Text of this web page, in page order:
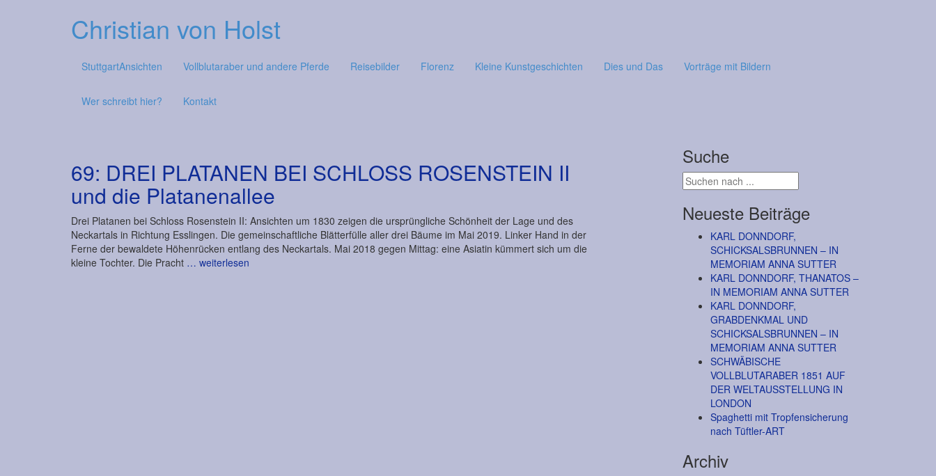
Christian von Holst
StuttgartAnsichten Vollblutaraber und andere Pferde Reisebilder Florenz Kleine Kunstgeschichten Dies und Das Vorträge mit Bildern
Wer schreibt hier? Kontakt
69: DREI PLATANEN BEI SCHLOSS ROSENSTEIN II
und die Platanenallee
Drei Platanen bei Schloss Rosenstein II: Ansichten um 1830 zeigen die ursprüngliche Schönheit der Lage und des
Neckartals in Richtung Esslingen. Die gemeinschaftliche Blätterfülle aller drei Bäume im Mai 2019. Linker Hand in der
Ferne der bewaldete Höhenrücken entlang des Neckartals. Mai 2018 gegen Mittag: eine Asiatin kümmert sich um die
kleine Tochter. Die Pracht … weiterlesen
Suche
Neueste Beiträge
KARL DONNDORF,
SCHICKSALSBRUNNEN – IN
MEMORIAM ANNA SUTTER
KARL DONNDORF, THANATOS –
IN MEMORIAM ANNA SUTTER
KARL DONNDORF,
GRABDENKMAL UND
SCHICKSALSBRUNNEN – IN
MEMORIAM ANNA SUTTER
SCHWÄBISCHE
VOLLBLUTARABER 1851 AUF
DER WELTAUSSTELLUNG IN
LONDON
Spaghetti mit Tropfensicherung
nach Tüftler-ART
Archiv